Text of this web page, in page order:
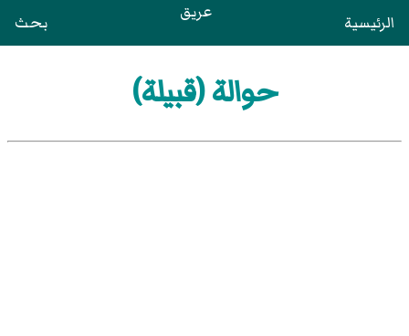
الرئيسية عريق بحث
حوالة (قبيلة)